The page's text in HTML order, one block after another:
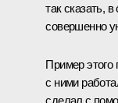
так сказать,
совершенно
Пример
с ними
сделал с